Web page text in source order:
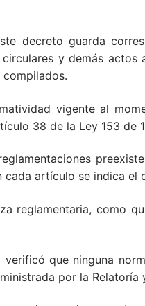
decreto guarda
y demás
vigente al
38 de la Ley 153 de
artículo se indica el
reglamentaria, como
que ninguna
por la Relatoría